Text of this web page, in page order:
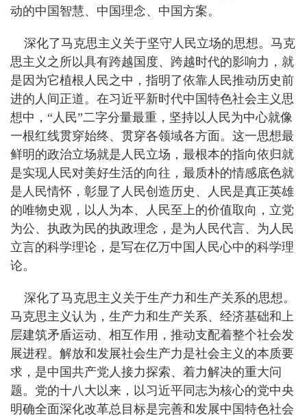
动的中国智慧、中国理念、中国方案。
深化了马克思主义关于坚守人民立场的思想。马克
思主义之所以具有跨越国度、跨越时代的影响力，就
是因为它植根人民之中，指明了依靠人民推动历史前
进的人间正道。在习近平新时代中国特色社会主义思
想中，“人民”二字分量最重，坚持以人民为中心就像
一根红线贯穿始终、贯穿各领域各方面。这一思想最
鲜明的政治立场就是人民立场，最根本的指向依归就
是实现人民对美好生活的向往，最质朴的情感底色就
是人民情怀，彰显了人民创造历史、人民是真正英雄
的唯物史观，以人为本、人民至上的价值取向，立党
为公、执政为民的执政理念，是为人民代言、为人民
立言的科学理论，是写在亿万中国人民心中的科学理
论。
深化了马克思主义关于生产力和生产关系的思想。
马克思主义认为，生产力和生产关系、经济基础和上
层建筑矛盾运动、相互作用，推动支配着整个社会发
展进程。解放和发展社会生产力是社会主义的本质要
求，是中国共产党人接力探索、着力解决的重大问
题。党的十八大以来，以习近平同志为核心的党中央
明确全面深化改革总目标是完善和发展中国特色社会